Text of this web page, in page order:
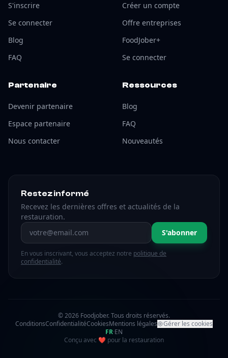
S'inscrire
Se connecter
Blog
FAQ
Créer un compte
Offre entreprises
FoodJober+
Se connecter
Partenaire
Devenir partenaire
Espace partenaire
Nous contacter
Ressources
Blog
FAQ
Nouveautés
Restez informé
Recevez les dernières offres et actualités de la
restauration.
Adresse email S'abonner
En vous inscrivant, vous acceptez notre politique de
confidentialité.
© 2026 Foodjober. Tous droits réservés.
ConditionsConfidentialitéCookiesMentions légales
Gérer les cookies
FR·EN
Conçu avec ❤ amour
pour la restauration